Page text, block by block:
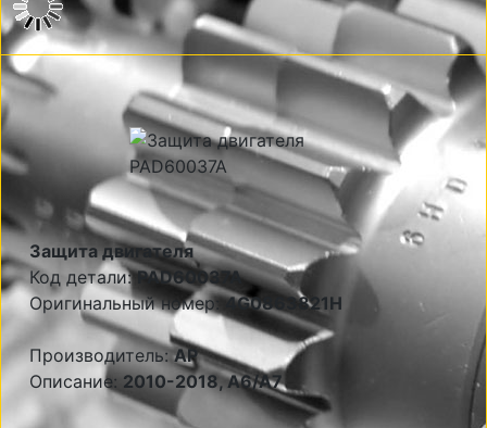
Защита двигателя
Код детали:PAD60037A
Оригинальный номер:4G0863821H
Производитель:AP
Описание: 2010-2018, A6/A7